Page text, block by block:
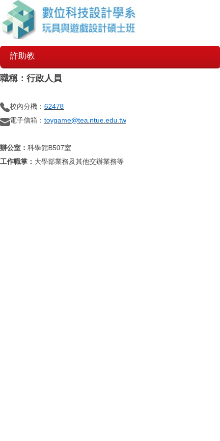
許助教
職稱：行政人員
校內分機： 62478
電子信箱： toygame@tea.ntue.edu.tw
辦公室： 科學館B507室
工作職掌： 大學部業務及其他交辦業務等